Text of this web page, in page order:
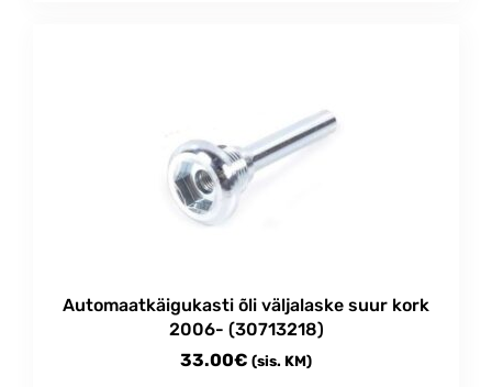
Automaatkäigukasti õli väljalaske suur kork
2006- (30713218)
33.00€ (sis. KM)